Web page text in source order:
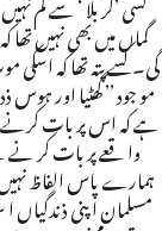
گی۔کسے پتہ تھا کہ
مو جود ’’ گھٹیا اور
وا قعے پر بات کر
مسلمان ا پنی